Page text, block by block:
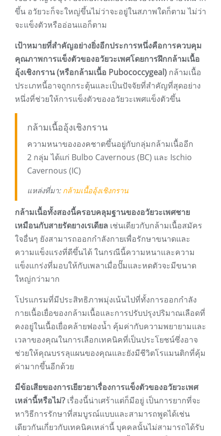
ขึ้น อวัยวะก็จะใหญ่ขึ้นไม่ว่าจะอยู่ในสภาพใดก็ตาม ไม่ว่า
จะแข็งตัวหรืออ่อนแอก็ตาม
เป้าหมายที่สำคัญอย่างยิ่งอีกประการหนึ่งคือการควบคุม
คุณภาพการแข็งตัวของอวัยวะเพศโดยการฝึกกล้ามเนื้อ
อุ้งเชิงกราน (หรือกล้ามเนื้อ Pubococcygeal) กล้ามเนื้อ
ประเภทนี้อาจถูกกระตุ้นและเป็นปัจจัยที่สำคัญที่สุดอย่าง
หนึ่งที่ช่วยให้การแข็งตัวของอวัยวะเพศแข็งตัวขึ้น
กล้ามเนื้ออุ้งเชิงกราน
ความหนาขององคชาตขึ้นอยู่กับกลุ่มกล้ามเนื้ออีก
2 กลุ่ม ได้แก่ Bulbo Cavernous (BC) และ Ischio
Cavernous (IC)
แหล่งที่มา: กล้ามเนื้ออุ้งเชิงกราน
กล้ามเนื้อทั้งสองนี้ครอบคลุมฐานของอวัยวะเพศชาย
เหมือนกับสายรัดยางเรเดียล เช่นเดียวกับกล้ามเนื้อสมัคร
ใจอื่นๆ ยังสามารถออกกำลังกายเพื่อรักษาขนาดและ
ความแข็งแรงที่ดีขึ้นได้ ในกรณีนี้ความหนาและความ
แข็งแกร่งที่มอบให้กับเพลาเมื่อปั๊มและหดตัวจะมีขนาด
ใหญ่กว่ามาก
โปรแกรมที่มีประสิทธิภาพมุ่งเน้นไปที่ทั้งการออกกำลัง
กายเนื้อเยื่อของกล้ามเนื้อและการปรับปรุงปริมาณเลือดที่
คงอยู่ในเนื้อเยื่อคล้ายฟองน้ำ คุ้มค่ากับความพยายามและ
เวลาของคุณในการเลือกเทคนิคที่เป็นประโยชน์ซึ่งอาจ
ช่วยให้คุณบรรลุแผนของคุณและยังมีชีวิตโรแมนติกที่คุ้ม
ค่ามากขึ้นอีกด้วย
มีข้อเสียของการเยียวยาเรื่องการแข็งตัวของอวัยวะเพศ
เหล่านี้หรือไม่? เรื่องนี้น่าเศร้าแต่ก็มีอยู่ เป็นการยากที่จะ
หาวิธีการรักษาที่สมบูรณ์แบบและสามารถพูดได้เช่น
เดียวกันเกี่ยวกับเทคนิคเหล่านี้ บุคคลนั้นไม่สามารถได้รับ